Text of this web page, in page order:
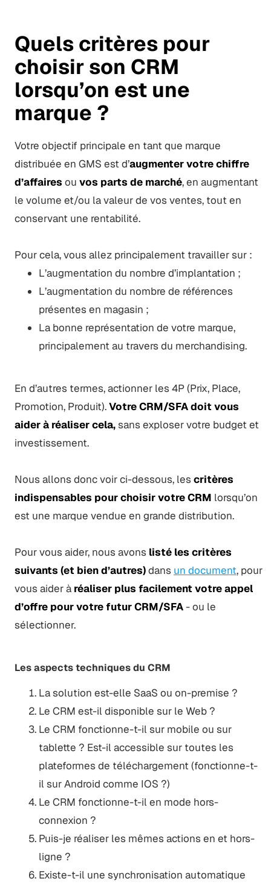
Quels critères pour
choisir son CRM
lorsqu’on est une
marque ?
Votre objectif principale en tant que marque
distribuée en GMS est d’augmenter votre chiffre
d’affaires ou vos parts de marché, en augmentant
le volume et/ou la valeur de vos ventes, tout en
conservant une rentabilité.
Pour cela, vous allez principalement travailler sur :
L’augmentation du nombre d’implantation ;
L’augmentation du nombre de références
présentes en magasin ;
La bonne représentation de votre marque,
principalement au travers du merchandising.
En d’autres termes, actionner les 4P (Prix, Place,
Promotion, Produit).Votre CRM/SFA doit vous
aider à réaliser cela,sans exploser votre budget et
investissement.
Nous allons donc voir ci-dessous, lescritères
indispensables pour choisir votre CRM lorsqu’on
est une marque vendue en grande distribution.
Pour vous aider, nous avons listé les critères
suivants (et bien d’autres)dans un document, pour
vous aider à réaliser plus facilement votre appel
d’offre pour votre futur CRM/SFA- ou le
sélectionner.
Les aspects techniques du CRM
La solution est-elle SaaS ou on-premise ?
Le CRM est-il disponible sur le Web ?
Le CRM fonctionne-t-il sur mobile ou sur
tablette ? Est-il accessible sur toutes les
plateformes de téléchargement (fonctionne-t-
il sur Android comme IOS ?)
Le CRM fonctionne-t-il en mode hors-
connexion ?
Puis-je réaliser les mêmes actions en et hors-
ligne ?
Existe-t-il une synchronisation automatique